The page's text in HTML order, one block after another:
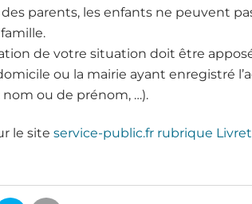
parents, les enfants ne peuvent
de votre situation doit être
ou la mairie ayant enregistré
ou de prénom, …).
le site service-public.fr rubrique